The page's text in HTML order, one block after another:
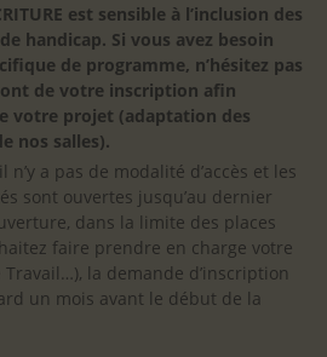
est sensible à l’inclusion des
handicap. Si vous avez besoin
de programme, n’hésitez pas
de votre inscription afin
votre projet (adaptation des
nos salles).
a pas de modalité d’accès et les
sont ouvertes jusqu’au dernier
dans la limite des places
faire prendre en charge votre
la demande d’inscription
un mois avant le début de la